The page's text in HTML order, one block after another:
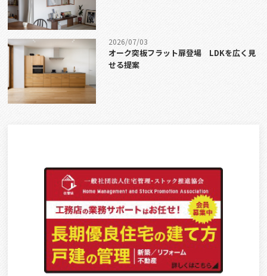
2026/07/03
オーク突板フラット扉登場 LDKを広く見
せる提案